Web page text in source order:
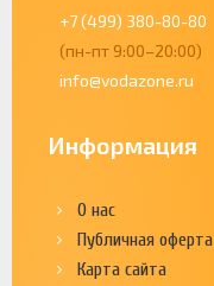
+7 (499) 380-80-80
(пн-пт 9:00–20:00)
info@vodazone.ru
Информация
О нас
Публичная оферта
Карта сайта